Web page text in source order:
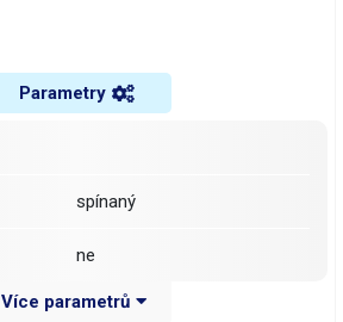
Parametry
spínaný
ne
1
Více parametrů